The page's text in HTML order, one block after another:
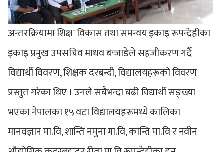
अन्तरक्रियामा शिक्षा विकास तथा समन्वय इकाइ रूपन्देहीका
इकाइ प्रमुख उपसचिव माधव बन्जाडेले सहजीकरण गर्दै
विद्यार्थी विवरण, शिक्षक दरबन्दी, विद्यालयहरूको विवरण
प्रस्तुत गरेका थिए । उनले सबैभन्दा बढी विद्यार्थी सङ्ख्या
भएका नेपालका १५ वटा विद्यालयहरूमध्ये कालिका
मानवज्ञान मा.वि, शान्ति नमुना मा.वि, कान्ति मा.वि र नवीन